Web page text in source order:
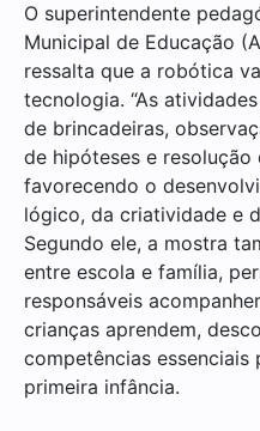
O superintendente
Municipal de Educação
ressalta que a robótica
tecnologia. “As
de brincadeiras,
de hipóteses e resolução
favorecendo o
lógico, da criatividade e
Segundo ele, a mostra
entre escola e família,
responsáveis
crianças aprendem,
competências
primeira infância.